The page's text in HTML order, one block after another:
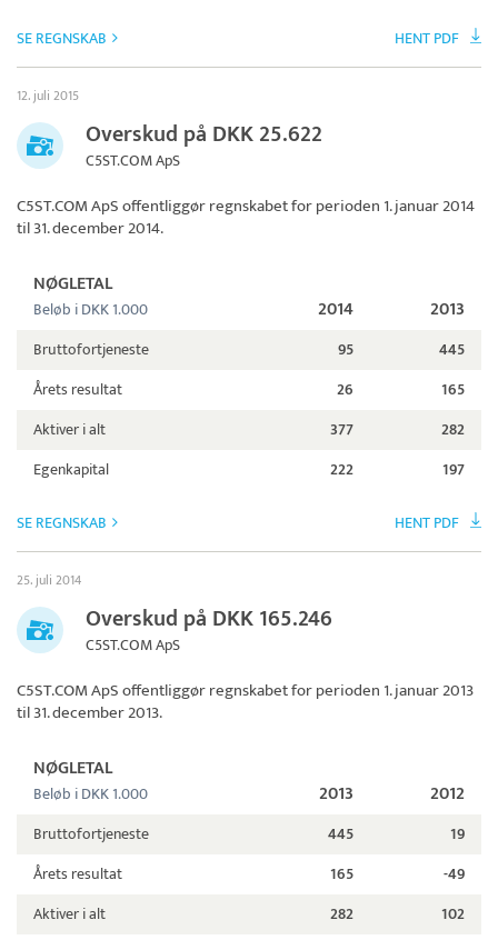
SE REGNSKAB HENT PDF
12. juli 2015
Overskud på DKK 25.622
C5ST.COM ApS
C5ST.COM ApSoffentliggør regnskabet for perioden 1. januar 2014
til 31. december 2014.
NØGLETAL
Beløb i DKK 1.000 2014 2013
Bruttofortjeneste 95
445
Årets resultat
26
165
Aktiver i alt
377
282
Egenkapital
222 197
SE REGNSKAB HENT PDF
25. juli 2014
Overskud på DKK 165.246
C5ST.COM ApS
C5ST.COM ApSoffentliggør regnskabet for perioden 1. januar 2013
til 31. december 2013.
NØGLETAL
Beløb i DKK 1.000 2013 2012
Bruttofortjeneste 445
19
Årets resultat
165
-49
Aktiver i alt
282
102